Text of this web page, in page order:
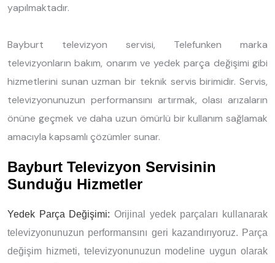
yapılmaktadır.
Bayburt televizyon servisi, Telefunken marka
televizyonların bakım, onarım ve yedek parça değişimi gibi
hizmetlerini sunan uzman bir teknik servis birimidir. Servis,
televizyonunuzun performansını artırmak, olası arızaların
önüne geçmek ve daha uzun ömürlü bir kullanım sağlamak
amacıyla kapsamlı çözümler sunar.
Bayburt Televizyon Servisinin
Sunduğu Hizmetler
Yedek Parça Değişimi: Orijinal yedek parçaları kullanarak
televizyonunuzun performansını geri kazandırıyoruz. Parça
değişim hizmeti, televizyonunuzun modeline uygun olarak